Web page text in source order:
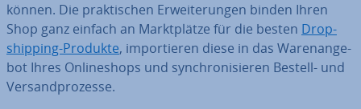
können. Die prak­ti­schen Er­wei­te­run­gen binden Ihren
Shop ganz einfach an Markt­plät­ze für die besten Drop­
ship­ping-Produkte, im­por­tie­ren diese in das Wa­ren­an­ge­
bot Ihres On­line­shops und syn­chro­ni­sie­ren Bestell- und
Ver­sand­pro­zes­se.